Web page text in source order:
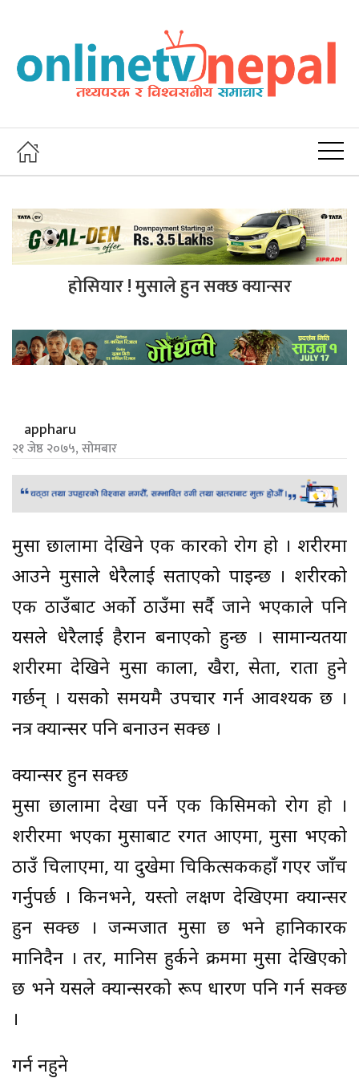
होसियार ! मुसाले हुन सक्छ क्यान्सर
appharu
२१ जेष्ठ २०७५, सोमबार
मुसा छालामा देखिने एक प्रकारको रोग हो । शरीरमा
आउने मुसाले धेरैलाई सताएको पाइन्छ । शरीरको
एक ठाउँबाट अर्को ठाउँमा सर्दै जाने भएकाले पनि
यसले धेरैलाई हैरान बनाएको हुन्छ । सामान्यतया
शरीरमा देखिने मुसा काला, खैरा, सेता, राता हुने
गर्छन् । यसको समयमै उपचार गर्न आवश्यक छ ।
नत्र क्यान्सर पनि बनाउन सक्छ ।
क्यान्सर हुन सक्छ
मुसा छालामा देखा पर्ने एक किसिमको रोग हो ।
शरीरमा भएका मुसाबाट रगत आएमा, मुसा भएको
ठाउँ चिलाएमा, या दुखेमा चिकित्सककहाँ गएर जाँच
गर्नुपर्छ । किनभने, यस्तो लक्षण देखिएमा क्यान्सर
हुन सक्छ । जन्मजात मुसा छ भने हानिकारक
मानिदैन । तर, मानिस हुर्कने क्रममा मुसा देखिएको
छ भने यसले क्यान्सरको रूप धारण पनि गर्न सक्छ
।
गर्न नहुने